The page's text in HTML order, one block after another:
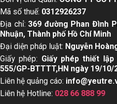
Mã số thuế: 0312926237
Địa chỉ:369 đường Phan Đình
Nhuận, Thành phố Hồ Chí Minh
Đại diện pháp luật: Nguyễn
Giấy phép: Giấy phép thiết
555/GP-BTTTT,HN ngày 19/10/
Liên hệ quảng cáo:
Liên hệ Hotline: 028 66 888 99